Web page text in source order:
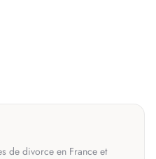
de divorce en France et